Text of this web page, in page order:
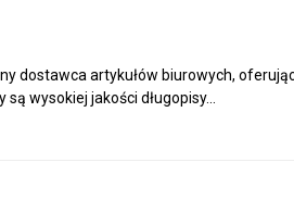
dostawca artykułów biurowych,
wysokiej jakości długopisy...